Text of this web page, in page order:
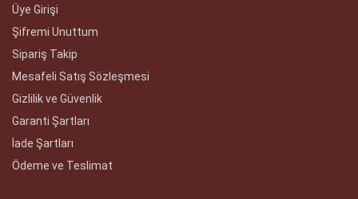
Üye Girişi
Şifremi Unuttum
Sipariş Takip
Mesafeli Satış Sözleşmesi
Gizlilik ve Güvenlik
Garanti Şartları
İade Şartları
Ödeme ve Teslimat